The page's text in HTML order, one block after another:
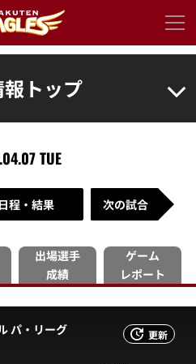
トップ
TUE
程・結果 次の試合
出場選手
成績
ゲーム
レポート
更新
パ・リーグ